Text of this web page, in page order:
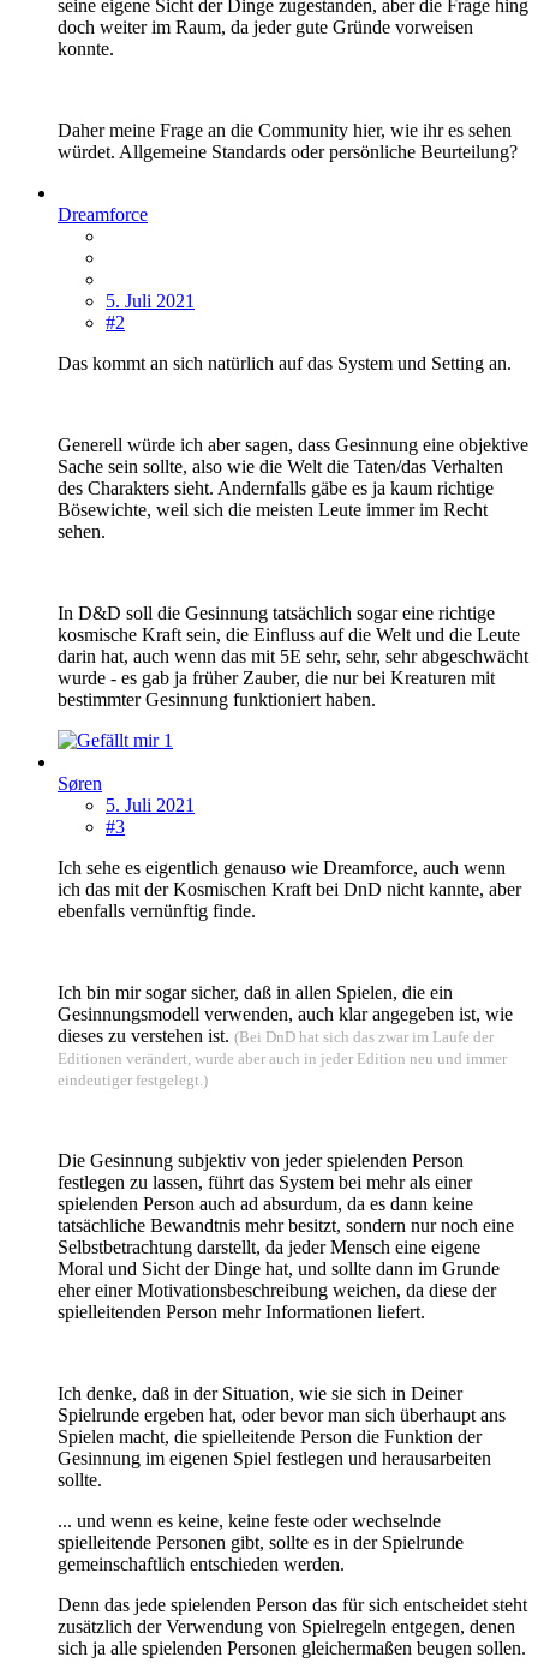
seine eigene Sicht der Dinge zugestanden, aber die Frage hing
doch weiter im Raum, da jeder gute Gründe vorweisen
konnte.
Daher meine Frage an die Community hier, wie ihr es sehen
würdet. Allgemeine Standards oder persönliche Beurteilung?
Dreamforce
5. Juli 2021
#2
Das kommt an sich natürlich auf das System und Setting an.
Generell würde ich aber sagen, dass Gesinnung eine objektive
Sache sein sollte, also wie die Welt die Taten/das Verhalten
des Charakters sieht. Andernfalls gäbe es ja kaum richtige
Bösewichte, weil sich die meisten Leute immer im Recht
sehen.
In D&D soll die Gesinnung tatsächlich sogar eine richtige
kosmische Kraft sein, die Einfluss auf die Welt und die Leute
darin hat, auch wenn das mit 5E sehr, sehr, sehr abgeschwächt
wurde - es gab ja früher Zauber, die nur bei Kreaturen mit
bestimmter Gesinnung funktioniert haben.
1
Søren
5. Juli 2021
#3
Ich sehe es eigentlich genauso wie Dreamforce, auch wenn
ich das mit der Kosmischen Kraft bei DnD nicht kannte, aber
ebenfalls vernünftig finde.
Ich bin mir sogar sicher, daß in allen Spielen, die ein
Gesinnungsmodell verwenden, auch klar angegeben ist, wie
dieses zu verstehen ist. (Bei DnD hat sich das zwar im Laufe der
Editionen verändert, wurde aber auch in jeder Edition neu und immer
eindeutiger festgelegt.)
Die Gesinnung subjektiv von jeder spielenden Person
festlegen zu lassen, führt das System bei mehr als einer
spielenden Person auch ad absurdum, da es dann keine
tatsächliche Bewandtnis mehr besitzt, sondern nur noch eine
Selbstbetrachtung darstellt, da jeder Mensch eine eigene
Moral und Sicht der Dinge hat, und sollte dann im Grunde
eher einer Motivationsbeschreibung weichen, da diese der
spielleitenden Person mehr Informationen liefert.
Ich denke, daß in der Situation, wie sie sich in Deiner
Spielrunde ergeben hat, oder bevor man sich überhaupt ans
Spielen macht, die spielleitende Person die Funktion der
Gesinnung im eigenen Spiel festlegen und herausarbeiten
sollte.
... und wenn es keine, keine feste oder wechselnde
spielleitende Personen gibt, sollte es in der Spielrunde
gemeinschaftlich entschieden werden.
Denn das jede spielenden Person das für sich entscheidet steht
zusätzlich der Verwendung von Spielregeln entgegen, denen
sich ja alle spielenden Personen gleichermaßen beugen sollen.